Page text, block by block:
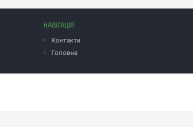
НАВІГАЦІЯ
Контакти
Головна